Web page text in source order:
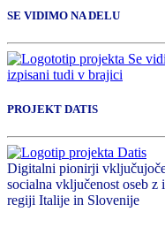
SE VIDIMO NA DELU
PROJEKT DATIS
Digitalni pionirji
socialna vključenost oseb
regiji Italije in Slovenije